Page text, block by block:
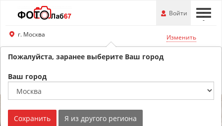
Перейти
основной
---
Войти
г. Москва Изменить
Обратный звонок
Пожалуйста, заранее выберите Ваш город
Ваш город
Сохранить Я из другого региона